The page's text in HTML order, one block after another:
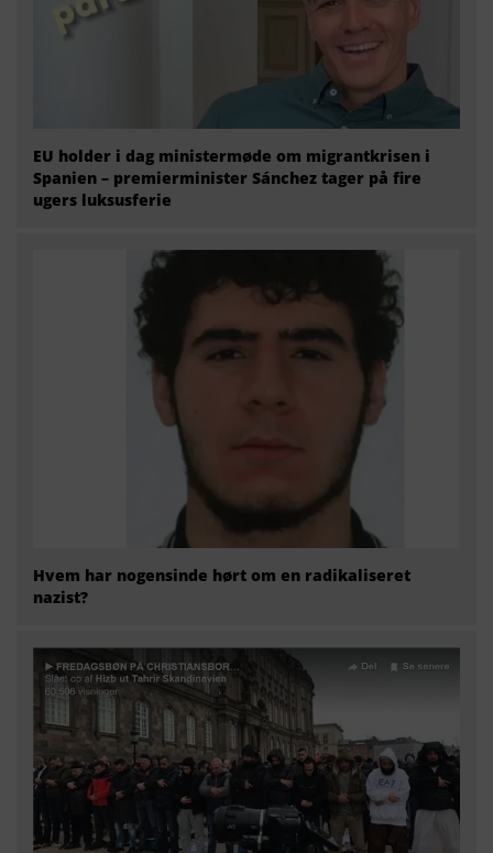
EU holder i dag ministermøde om migrantkrisen i
Spanien – premierminister Sánchez tager på fire
ugers luksusferie
Hvem har nogensinde hørt om en radikaliseret
nazist?